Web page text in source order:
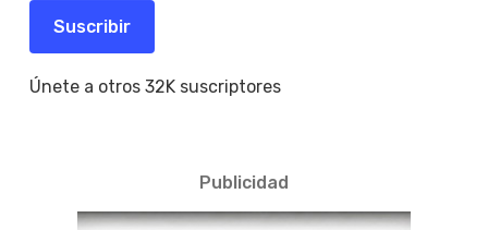
electrónico
Suscribir
Únete a otros 32K suscriptores
Publicidad